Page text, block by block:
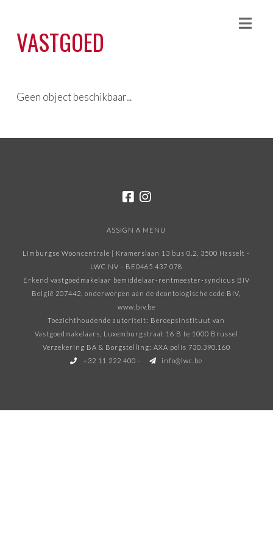
VASTGOED
Geen object beschikbaar...
ASSIGN A MENU
Limburgse Wooncentrale | Kramerslaan 13 bus 0.2, 3500 Hasselt -
LWC NV - BE0465 437 078
Erkend vastgoedmakelaar bemiddelaar-rentmeester-syndicus BIV
België 207442, onderworpen aan de deontologische code BIV
www.biv.be
Toezichthoudende autoriteit: Beroepsinstituut van
Vastgoedmakelaars, Luxemburgstraat 16 B te 1000 Brussel
Verzekering BA & Borgstelling: AXA polis 730.390.160
+32 11 222 400 - info@lwc.be